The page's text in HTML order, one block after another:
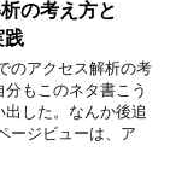
の考え方と
践
のアクセス解析の考
もこのネタ書こう
出した。なんか後追
ージビューは、ア